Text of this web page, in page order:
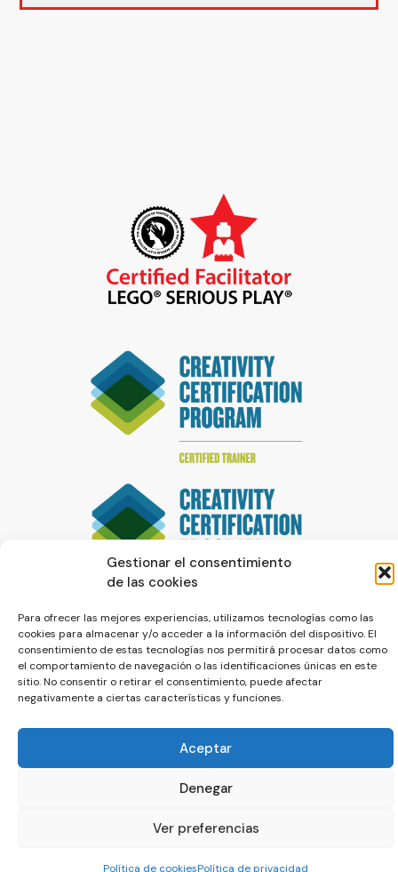
Gestionar el consentimiento
de las cookies
Para ofrecer las mejores experiencias, utilizamos tecnologías como las
cookies para almacenar y/o acceder a la información del dispositivo. El
consentimiento de estas tecnologías nos permitirá procesar datos como
el comportamiento de navegación o las identificaciones únicas en este
sitio. No consentir o retirar el consentimiento, puede afectar
negativamente a ciertas características y funciones.
Aceptar
Denegar
Ver preferencias
Política de cookiesPolítica de privacidad
Política de privacidad